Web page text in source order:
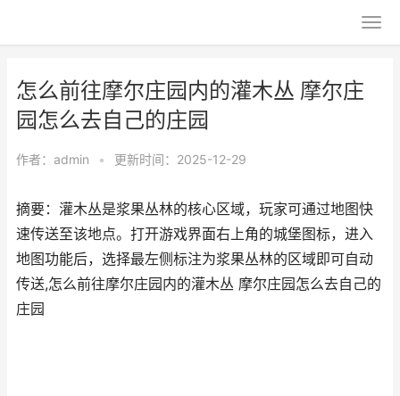
怎么前往摩尔庄园内的灌木丛 摩尔庄
园怎么去自己的庄园
作者： admin • 更新时间：2025-12-29
摘要：灌木丛是浆果丛林的核心区域，玩家可通过地图快
速传送至该地点。打开游戏界面右上角的城堡图标，进入
地图功能后，选择最左侧标注为浆果丛林的区域即可自动
传送,怎么前往摩尔庄园内的灌木丛 摩尔庄园怎么去自己的
庄园